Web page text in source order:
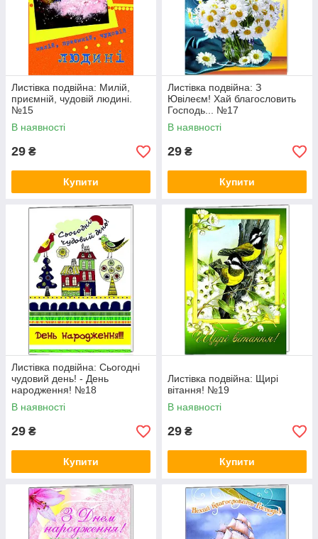
Листівка подвійна: Милій,
приємній, чудовій людині.
№15
В наявності
29 ₴
Купити
Листівка подвійна: З
Ювілеєм! Хай благословить
Господь... №17
В наявності
29 ₴
Купити
Листівка подвійна: Сьогодні
чудовий день! - День
народження! №18
В наявності
29 ₴
Купити
Листівка подвійна: Щирі
вітання! №19
В наявності
29 ₴
Купити